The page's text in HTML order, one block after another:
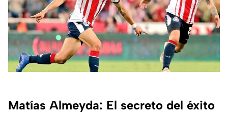
Matías Almeyda: El secreto del éxito